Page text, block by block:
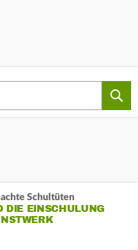
Schultüten
DIE EINSCHULUNG